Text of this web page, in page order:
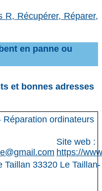
R, Récupérer, Réparer,
en panne ou
et bonnes adresses
Réparation ordinateurs
Site web :
https://
Taillan 33320 Le Taillan-